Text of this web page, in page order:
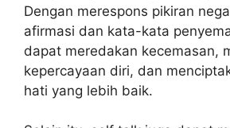
Dengan merespons pikiran
afirmasi dan kata-kata
dapat meredakan kecemasan,
kepercayaan diri, dan
hati yang lebih baik.